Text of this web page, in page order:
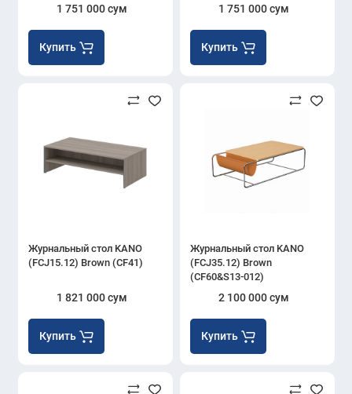
1 751 000 сум
Купить
1 751 000 сум
Купить
Журнальный стол KANO
(FCJ15.12) Brown (CF41)
1 821 000 сум
Купить
Журнальный стол KANO
(FCJ35.12) Brown
(CF60&S13-012)
2 100 000 сум
Купить